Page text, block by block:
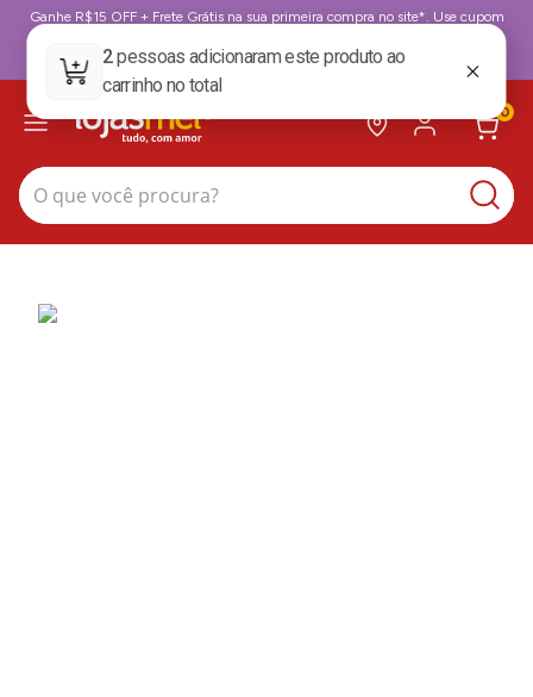
Ganhe R$15 OFF + Frete Grátis na sua primeira compra no site*. Use cupom
BoasVindas
0
O que você procura?